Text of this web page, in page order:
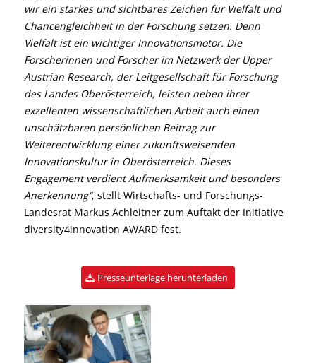
wir ein starkes und sichtbares Zeichen für Vielfalt und
Chancengleichheit in der Forschung setzen. Denn
Vielfalt ist ein wichtiger Innovationsmotor. Die
Forscherinnen und Forscher im Netzwerk der Upper
Austrian Research, der Leitgesellschaft für Forschung
des Landes Oberösterreich, leisten neben ihrer
exzellenten wissenschaftlichen Arbeit auch einen
unschätzbaren persönlichen Beitrag zur
Weiterentwicklung einer zukunftsweisenden
Innovationskultur in Oberösterreich. Dieses
Engagement verdient Aufmerksamkeit und besonders
Anerkennung“, stellt Wirtschafts- und Forschungs-
Landesrat Markus Achleitner zum Auftakt der Initiative
diversity4innovation AWARD fest.
Presseunterlage herunterladen